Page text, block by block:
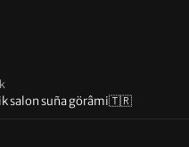
salon suña görâmi🇹🇷